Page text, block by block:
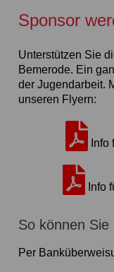
Sponsor
Unterstützen Sie
Bemerode. Ein
der Jugendarbeit.
unseren Flyern:
Info
Info
So können
Per